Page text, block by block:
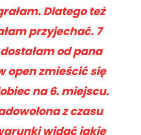
Dlatego też
przyjechać. 7
od pana
open zmieścić się
na 6. miejscu.
z czasu
widać jakie